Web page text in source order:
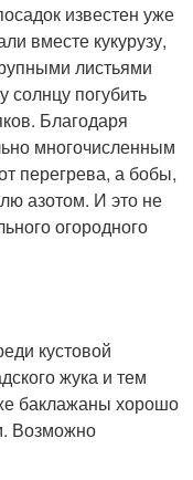
известен уже
вместе кукурузу,
листьями
солнцу погубить
Благодаря
многочисленным
перегрева, а бобы,
азотом. И это не
огородного
кустовой
жука и тем
баклажаны хорошо
Возможно